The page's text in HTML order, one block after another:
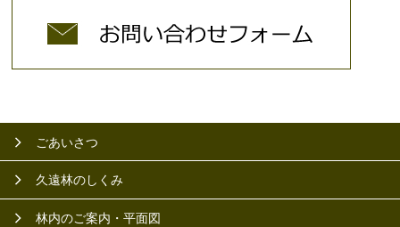
ごあいさつ
久遠林のしくみ
林内のご案内・平面図